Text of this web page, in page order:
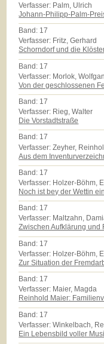
Verfasser: Palm, Ulrich
Johann-Philipp-Palm-
Band: 17
Verfasser: Fritz, Gerhard
Schorndorf und die
Band: 17
Verfasser: Morlok,
Von der geschlossenen
Band: 17
Verfasser: Rieg, Walter
Die Vorstadtstraße
Band: 17
Verfasser: Zeyher,
Aus dem
Band: 17
Verfasser: Holzer-Böhm,
Noch ist bey der Wettin
Band: 17
Verfasser: Maltzahn,
Zwischen Aufklärung und
Band: 17
Verfasser: Holzer-Böhm,
Zur Situation der
Band: 17
Verfasser: Maier, Magda
Reinhold Maier:
Band: 17
Verfasser: Winkelbach,
Ein Lebensbild voller